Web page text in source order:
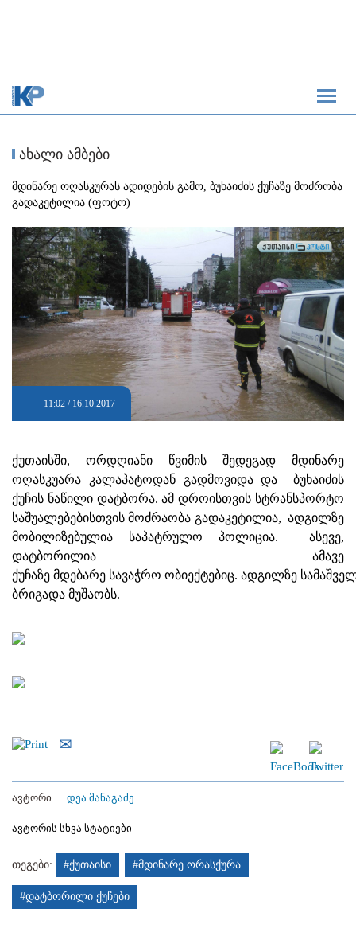
ახალი ამბები
მდინარე ოღასკურას ადიდების გამო, ბუხაიძის ქუჩაზე მოძრობა
გადაკეტილია (ფოტო)
11:02 / 16.10.2017
ქუთაისში, ორდღიანი წვიმის შედეგად მდინარე
ოღასკუარა კალაპატოდან გადმოვიდა და ბუხაიძის
ქუჩის ნაწილი დატბორა. ამ დროისთვის სტრანსპორტო
საშუალებებისთვის მოძრაობა გადაკეტილია, ადგილზე
მობილიზებულია საპატრულო პოლიცია. ასევე,
დატბორილია ამავე
ქუჩაზე მდებარე სავაჭრო ობიექტებიც. ადგილზე
ბრიგადა მუშაობს.
ავტორი: დეა მანაგაძე
ავტორის სხვა სტატიები
თეგები: #ქუთაისი #მდინარე ორასქურა
#დატბორილი ქუჩები